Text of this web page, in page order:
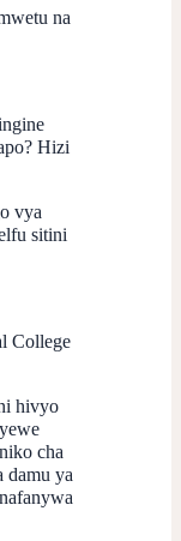
na
Hizi
vya
sitini
College
hivyo
cha
damu ya